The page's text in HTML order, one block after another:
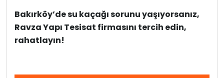
Bakırköy’de su kaçağı sorunu yaşıyorsanız,
Ravza Yapı Tesisat firmasını tercih edin,
rahatlayın!